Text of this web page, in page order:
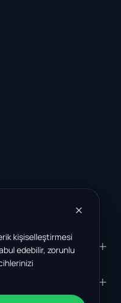
Academy
kişiselleştirmesi
edebilir, zorunlu